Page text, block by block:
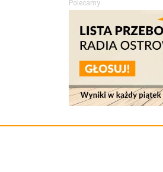
Polecamy